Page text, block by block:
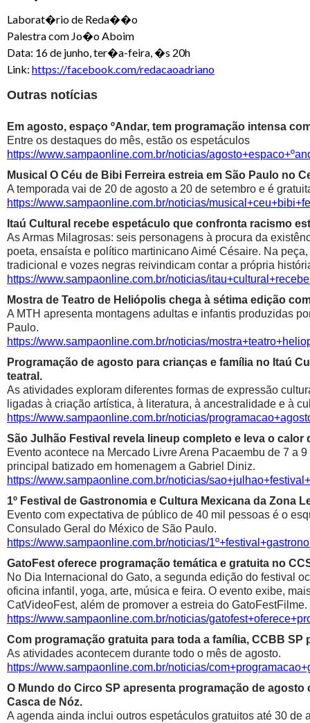
Laborat�rio de Reda��o
Palestra com Jo�o Aboim
Data: 16 de junho, ter�a-feira, �s 20h
Link: https://facebook.com/redacaoadriano
Outras notícias
Em agosto, espaço ºAndar, tem programação intensa
Entre os destaques do mês, estão os espetáculos
https://www.sampaonline.com.br/noticias/
Musical O Céu de Bibi Ferreira estreia em São Paulo no
A temporada vai de 20 de agosto a 20 de setembro e é
https://www.sampaonline.com.br/noticias/
Itaú Cultural recebe espetáculo que confronta racismo
As Armas Milagrosas: seis personagens à procura da
poeta, ensaísta e político martinicano Aimé Césaire. Na
tradicional e vozes negras reivindicam contar a própria
https://www.sampaonline.com.br/noticias/
Mostra de Teatro de Heliópolis chega à sétima edição
A MTH apresenta montagens adultas e infantis produzidas
Paulo.
https://www.sampaonline.com.br/noticias/
Programação de agosto para crianças e família no Itaú
teatral.
As atividades exploram diferentes formas de expressão
ligadas à criação artística, à literatura, à ancestralidade e à
https://www.sampaonline.com.br/noticias/
São Julhão Festival revela lineup completo e leva o calor
Evento acontece na Mercado Livre Arena Pacaembu de 7 a
principal batizado em homenagem a Gabriel Diniz.
https://www.sampaonline.com.br/noticias/
1º Festival de Gastronomia e Cultura Mexicana da Zona
Evento com expectativa de público de 40 mil pessoas é o
Consulado Geral do México de São Paulo.
https://www.sampaonline.com.br/noticias/
GatoFest oferece programação temática e gratuita no
No Dia Internacional do Gato, a segunda edição do festival
oficina infantil, yoga, arte, música e feira. O evento exibe,
CatVideoFest, além de promover a estreia do GatoFestFilme.
https://www.sampaonline.com.br/noticias/
Com programação gratuita para toda a família, CCBB
As atividades acontecem durante todo o mês de agosto.
https://www.sampaonline.com.br/noticias/
O Mundo do Circo SP apresenta programação de
Casca de Nóz.
A agenda ainda inclui outros espetáculos gratuitos até 30 de